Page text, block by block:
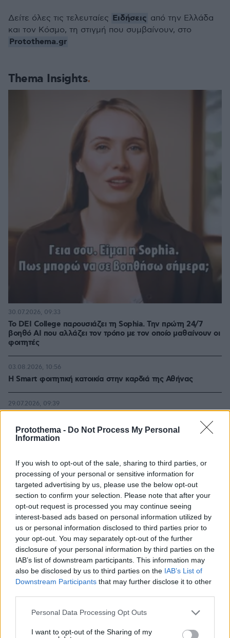
Protothema - Do Not Process My Personal
Information
If you wish to opt-out of the sale, sharing to third parties, or
processing of your personal or sensitive information for
targeted advertising by us, please use the below opt-out
section to confirm your selection. Please note that after your
opt-out request is processed you may continue seeing
interest-based ads based on personal information utilized by
us or personal information disclosed to third parties prior to
your opt-out. You may separately opt-out of the further
disclosure of your personal information by third parties on the
IAB’s list of downstream participants. This information may
also be disclosed by us to third parties on the IAB’s List of
Downstream Participants that may further disclose it to other
Please note that this website/app uses one or more Google
not limited to your visit or usage behaviour. You may click to
Personal Data Processing Opt Outs
I want to opt-out of the Sharing of my
Thema Insights
Το DEI College παρουσιάζει τη Sophia. Την πρώτη 24/7
βοηθό AI που αλλάζει τον τρόπο με τον οποίο μαθαίνουν οι
φοιτητές
30.07.2026, 09:33
Η Smart φοιτητική κατοικία στην καρδιά της Αθήνας
03.08.2026, 10:56
29.07.2026, 09:39
Δείτε όλες τις τελευταίες Ειδήσεις από την Ελλάδα
και τον Κόσμο, τη στιγμή που συμβαίνουν, στο
Protothema.gr
ΣΧΟΛΙΑ
ΠΡΟΣΘΗΚΗ ΣΧΟΛΙΟΥ
NRW
21.05.2026, 00:33
Ακόμη να ξεπεράσουν οι ρωσολάγνοι το "ρωσικό/
σοβιετικό Βιετνάμ". Ακόμη τους τσούζει! Αλλιώς δεν
εξηγείται η "συμπόνοια" που δείχνουν προς κράτη
όπως Αφγανιστάν, Ιράν και "λοιπές δημοκρατίες"!
ΑΠΑΝΤΗΣΗ
Σανοφάγος Έλληνας Φοροπαραγωγός
Έλα στην Ελλάδα άνθρωπε μου. Ο Έλληνας